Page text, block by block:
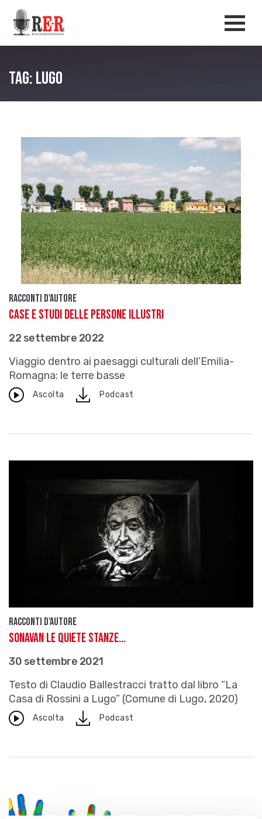
Salta al contenuto principale
Tag: Lugo
Racconti d'autore
Case e studi delle persone illustri
22 settembre 2022
Viaggio dentro ai paesaggi culturali dell’Emilia-
Romagna: le terre basse
Ascolta downloadPodcast
Racconti d'autore
Sonavan le quiete stanze...
30 settembre 2021
Testo di Claudio Ballestracci tratto dal libro “La
Casa di Rossini a Lugo” (Comune di Lugo, 2020)
Ascolta downloadPodcast